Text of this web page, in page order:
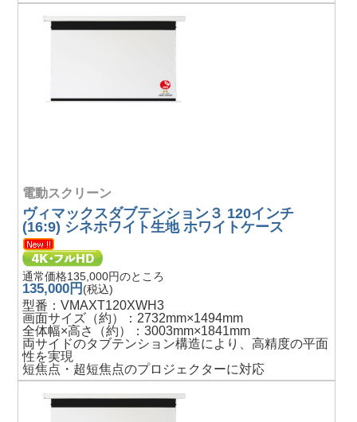
電動スクリーン
ヴィマックスダブテンション３ 120インチ
(16:9) シネホワイト生地 ホワイトケース
通常価格135,000円のところ
135,000円 (税込)
型番：VMAXT120XWH3
画面サイズ（約）：2732mm×1494mm
全体幅×高さ（約）：3003mm×1841mm
両サイドのタブテンション構造により、高精度の平面
性を実現
短焦点・超短焦点のプロジェクターに対応